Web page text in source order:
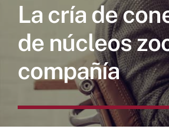
La cría de
de núcleos
compañía